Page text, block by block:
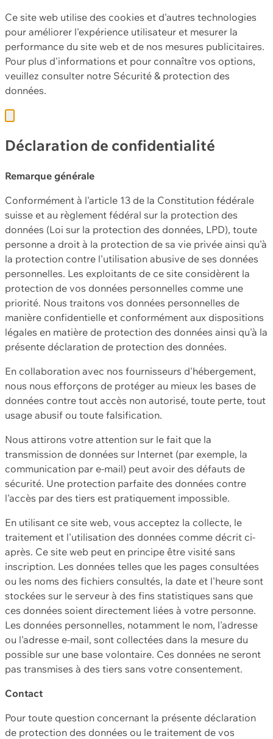
Ce site web utilise des cookies et d'autres technologies
pour améliorer l'expérience utilisateur et mesurer la
performance du site web et de nos mesures publicitaires.
Pour plus d'informations et pour connaître vos options,
veuillez consulter notre Sécurité & protection des
données.
Déclaration de confidentialité
Remarque générale
Conformément à l'article 13 de la Constitution fédérale
suisse et au règlement fédéral sur la protection des
données (Loi sur la protection des données, LPD), toute
personne a droit à la protection de sa vie privée ainsi qu'à
la protection contre l'utilisation abusive de ses données
personnelles. Les exploitants de ce site considèrent la
protection de vos données personnelles comme une
priorité. Nous traitons vos données personnelles de
manière confidentielle et conformément aux dispositions
légales en matière de protection des données ainsi qu'à la
présente déclaration de protection des données.
En collaboration avec nos fournisseurs d'hébergement,
nous nous efforçons de protéger au mieux les bases de
données contre tout accès non autorisé, toute perte, tout
usage abusif ou toute falsification.
Nous attirons votre attention sur le fait que la
transmission de données sur Internet (par exemple, la
communication par e-mail) peut avoir des défauts de
sécurité. Une protection parfaite des données contre
l'accès par des tiers est pratiquement impossible.
En utilisant ce site web, vous acceptez la collecte, le
traitement et l'utilisation des données comme décrit ci-
après. Ce site web peut en principe être visité sans
inscription. Les données telles que les pages consultées
ou les noms des fichiers consultés, la date et l'heure sont
stockées sur le serveur à des fins statistiques sans que
ces données soient directement liées à votre personne.
Les données personnelles, notamment le nom, l'adresse
ou l'adresse e-mail, sont collectées dans la mesure du
possible sur une base volontaire. Ces données ne seront
pas transmises à des tiers sans votre consentement.
Contact
Pour toute question concernant la présente déclaration
de protection des données ou le traitement de vos